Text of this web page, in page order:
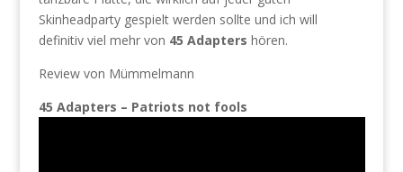
Skinheadparty gespielt werden sollte und ich will
definitiv viel mehr von 45 Adapters hören.
Review von Mümmelmann
45 Adapters – Patriots not fools